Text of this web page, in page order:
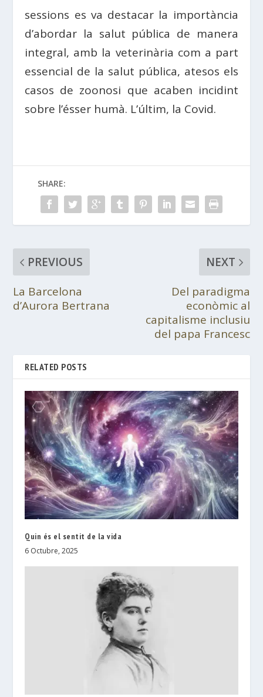
sessions es va destacar la importància
d’abordar la salut pública de manera
integral, amb la veterinària com a part
essencial de la salut pública, atesos els
casos de zoonosi que acaben incidint
sobre l’ésser humà. L’últim, la Covid.
SHARE:
PREVIOUS
La Barcelona
d’Aurora Bertrana
NEXT
Del paradigma
econòmic al
capitalisme inclusiu
del papa Francesc
RELATED POSTS
Quin és el sentit de la vida
6 Octubre, 2025